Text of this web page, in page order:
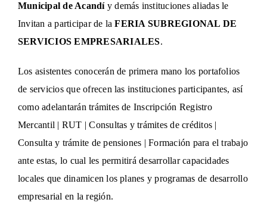
Municipal de Acandíy demás instituciones aliadas le
Invitan a participar de laFERIA SUBREGIONAL DE
SERVICIOS EMPRESARIALES.
Los asistentes conocerán de primera mano los portafolios
de servicios que ofrecen las instituciones participantes, así
como adelantarán trámites de Inscripción Registro
Mercantil | RUT | Consultas y trámites de créditos |
Consulta y trámite de pensiones | Formación para el trabajo
ante estas, lo cual les permitirá desarrollar capacidades
locales que dinamicen los planes y programas de desarrollo
empresarial en la región.